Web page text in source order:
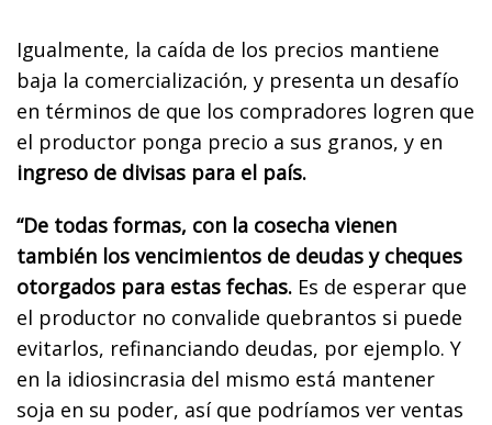
Igualmente, la caída de los precios mantiene
baja la comercialización, y presenta un desafío
en términos de que los compradores logren que
el productor ponga precio a sus granos, y en
ingreso de divisas para el país.
“De todas formas, con la cosecha vienen
también los vencimientos de deudas y cheques
otorgados para estas fechas. Es de esperar que
el productor no convalide quebrantos si puede
evitarlos, refinanciando deudas, por ejemplo. Y
en la idiosincrasia del mismo está mantener
soja en su poder, así que podríamos ver ventas